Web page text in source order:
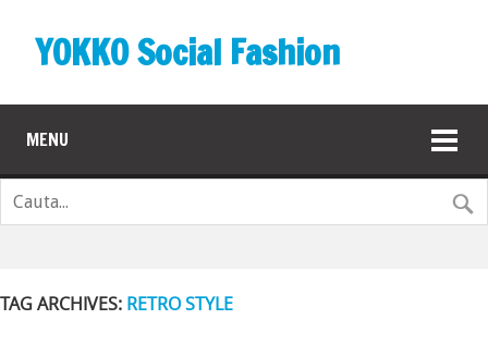
YOKKO Social Fashion
MENU
TAG ARCHIVES: RETRO STYLE